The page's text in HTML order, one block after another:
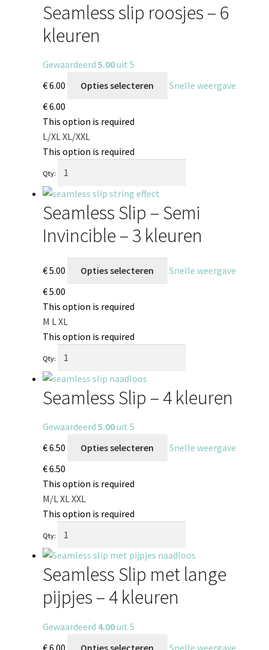
Seamless slip roosjes – 6
kleuren
Gewaardeerd 5.00uit 5
€6.00 Opties selecteren
Snelle weergave
€6.00
This option is required
L/XLXL/XXL
This option is required
Qty:
Seamless Slip – Semi
Invincible – 3 kleuren
€5.00 Opties selecteren
Snelle weergave
€5.00
This option is required
M L XL
This option is required
Qty:
Seamless Slip – 4 kleuren
Gewaardeerd 5.00uit 5
€6.50 Opties selecteren
Snelle weergave
€6.50
This option is required
M/L XL XXL
This option is required
Qty:
Seamless Slip met lange
pijpjes – 4 kleuren
Gewaardeerd 4.00uit 5
€6.00 Opties selecteren Snelle weergave